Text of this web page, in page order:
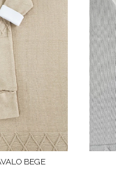
BEGE